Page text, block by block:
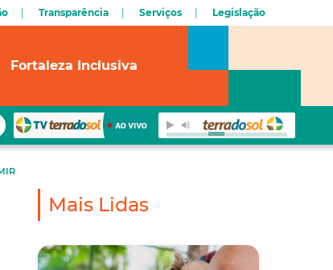
Transparência Serviços Legislação
Fortaleza Inclusiva
Mais Lidas